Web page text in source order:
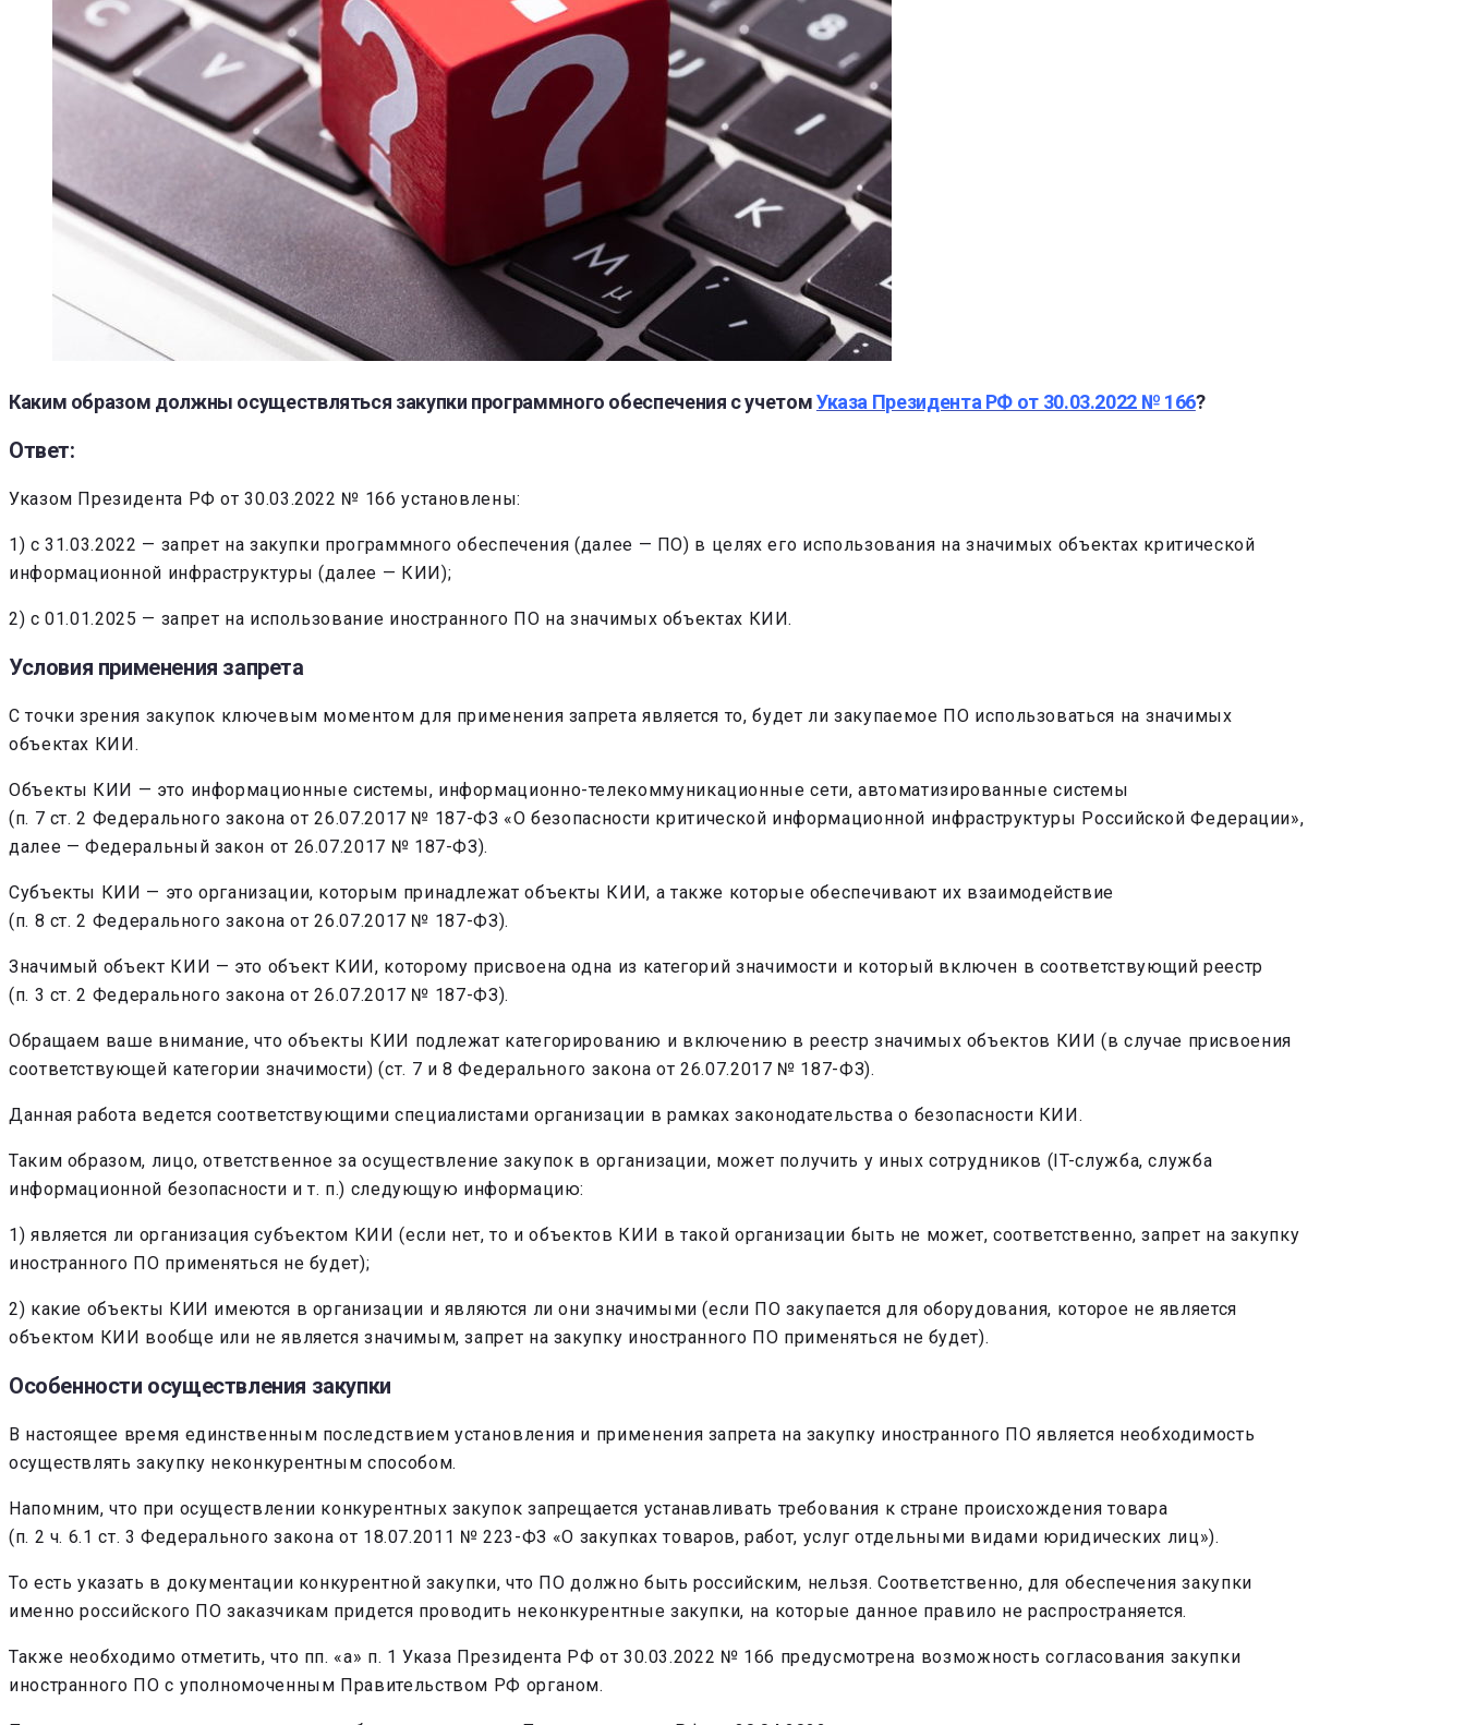
Каким образом должны осуществляться закупки программного обеспечения с учетомУказа Президента РФ от 30.03.2022 № 166?
Ответ:
Указом Президента РФ от 30.03.2022 № 166 установлены:
1) с 31.03.2022 — запрет на закупки программного обеспечения (далее — ПО) в целях его использования на значимых объектах критической
информационной инфраструктуры (далее — КИИ);
2) с 01.01.2025 — запрет на использование иностранного ПО на значимых объектах КИИ.
Условия применения запрета
С точки зрения закупок ключевым моментом для применения запрета является то, будет ли закупаемое ПО использоваться на значимых
объектах КИИ.
Объекты КИИ — это информационные системы, информационно-телекоммуникационные сети, автоматизированные системы
(п. 7 ст. 2 Федерального закона от 26.07.2017 № 187-ФЗ «О безопасности критической информационной инфраструктуры Российской Федерации»,
далее — Федеральный закон от 26.07.2017 № 187-ФЗ).
Субъекты КИИ — это организации, которым принадлежат объекты КИИ, а также которые обеспечивают их взаимодействие
(п. 8 ст. 2 Федерального закона от 26.07.2017 № 187-ФЗ).
Значимый объект КИИ — это объект КИИ, которому присвоена одна из категорий значимости и который включен в соответствующий реестр
(п. 3 ст. 2 Федерального закона от 26.07.2017 № 187-ФЗ).
Обращаем ваше внимание, что объекты КИИ подлежат категорированию и включению в реестр значимых объектов КИИ (в случае присвоения
соответствующей категории значимости) (ст. 7 и 8 Федерального закона от 26.07.2017 № 187-ФЗ).
Данная работа ведется соответствующими специалистами организации в рамках законодательства о безопасности КИИ.
Таким образом, лицо, ответственное за осуществление закупок в организации, может получить у иных сотрудников (IT-служба, служба
информационной безопасности и т. п.) следующую информацию:
1) является ли организация субъектом КИИ (если нет, то и объектов КИИ в такой организации быть не может, соответственно, запрет на закупку
иностранного ПО применяться не будет);
2) какие объекты КИИ имеются в организации и являются ли они значимыми (если ПО закупается для оборудования, которое не является
объектом КИИ вообще или не является значимым, запрет на закупку иностранного ПО применяться не будет).
Особенности осуществления закупки
В настоящее время единственным последствием установления и применения запрета на закупку иностранного ПО является необходимость
осуществлять закупку неконкурентным способом.
Напомним, что при осуществлении конкурентных закупок запрещается устанавливать требования к стране происхождения товара
(п. 2 ч. 6.1 ст. 3 Федерального закона от 18.07.2011 № 223-ФЗ «О закупках товаров, работ, услуг отдельными видами юридических лиц»).
То есть указать в документации конкурентной закупки, что ПО должно быть российским, нельзя. Соответственно, для обеспечения закупки
именно российского ПО заказчикам придется проводить неконкурентные закупки, на которые данное правило не распространяется.
Также необходимо отметить, что пп. «а» п. 1 Указа Президента РФ от 30.03.2022 № 166 предусмотрена возможность согласования закупки
иностранного ПО с уполномоченным Правительством РФ органом.